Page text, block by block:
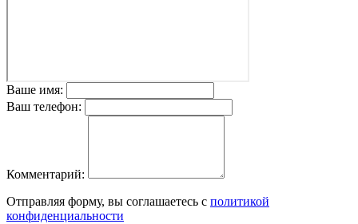
Ваше имя:
Ваш телефон:
Комментарий:
Отправляя форму, вы соглашаетесь с политикой
конфиденциальности